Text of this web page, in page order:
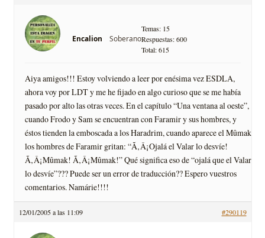
Encalion Soberano
Temas: 15
Respuestas: 600
Total: 615
Aiya amigos!!! Estoy volviendo a leer por enésima vez ESDLA,
ahora voy por LDT y me he fijado en algo curioso que se me habí­a
pasado por alto las otras veces. En el capí­tulo “Una ventana al oeste”,
cuando Frodo y Sam se encuentran con Faramir y sus hombres, y
éstos tienden la emboscada a los Haradrim, cuando aparece el Mûmak
los hombres de Faramir gritan: “Ã‚Â¡Ojalá el Valar lo desví­e!
Ã‚Â¡Mûmak! Ã‚Â¡Mûmak!” Qué significa eso de “ojalá que el Valar
lo desví­e”??? Puede ser un error de traducción?? Espero vuestros
comentarios. Namárie!!!!
12/01/2005 a las 11:09 #290119